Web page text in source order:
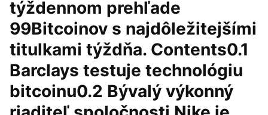
týždennom prehľade
99Bitcoinov s najdôležitejšími
titulkami týždňa. Contents0.1
Barclays testuje technológiu
bitcoinu0.2 Bývalý výkonný